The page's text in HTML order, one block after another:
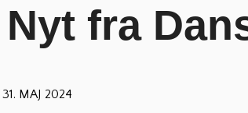
Nyt fra
31. MAJ 2024